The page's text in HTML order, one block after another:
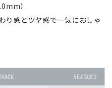
）
り感とツヤ感で一気におしゃ